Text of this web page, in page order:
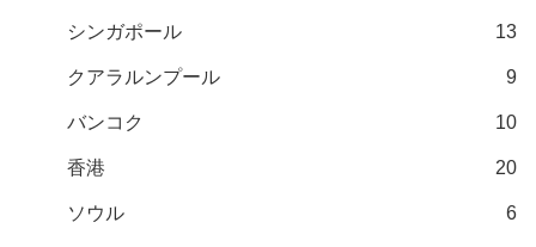
シンガポール 13
クアラルンプール 9
バンコク 10
香港 20
ソウル 6